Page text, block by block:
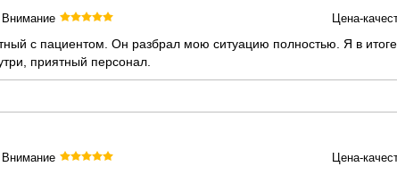
Внимание Цена-
с пациентом. Он разбрал мою ситуацию полностью. Я в итоге
приятный персонал.
Внимание Цена-